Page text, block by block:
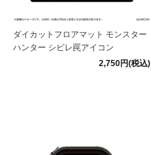
ダイカットフロアマット モンスター
ハンター シビレ罠アイコン
2,750円(税込)